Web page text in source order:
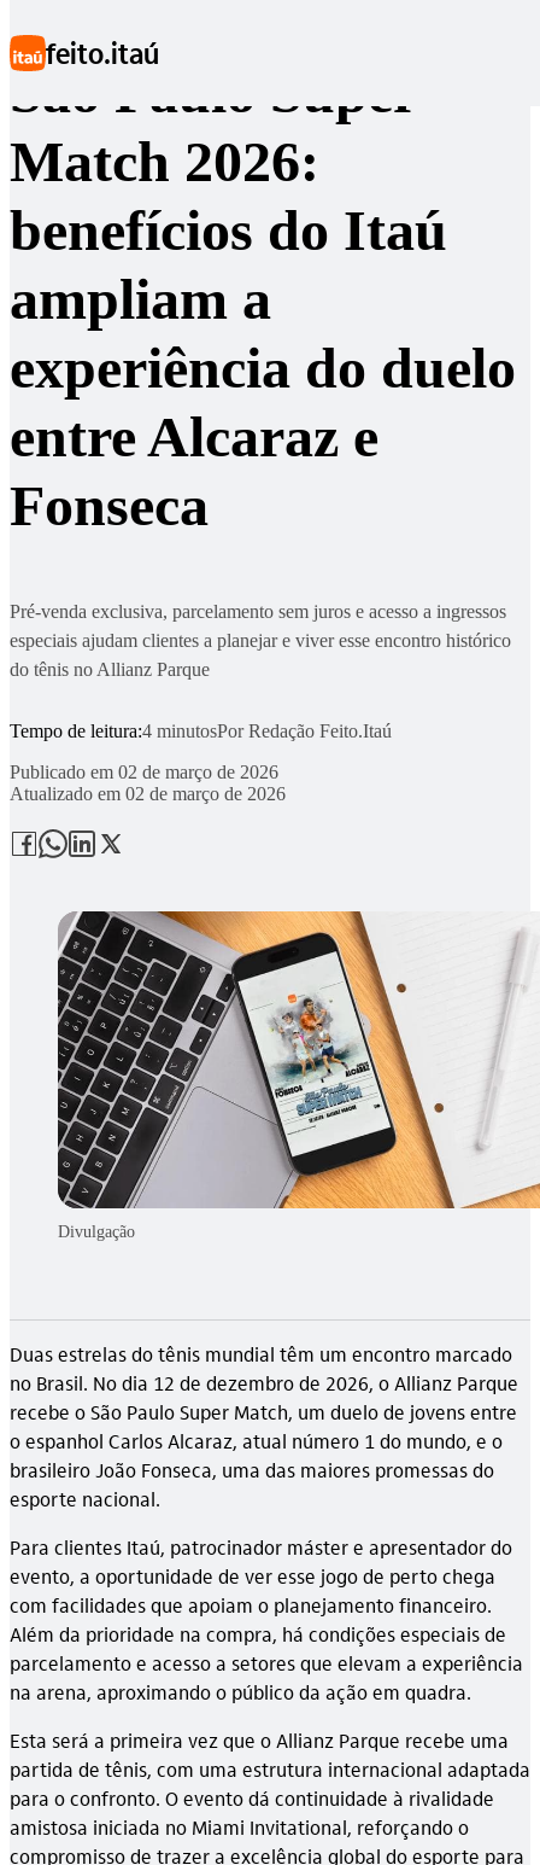
feito.itaú
São Paulo Super
Match 2026:
benefícios do Itaú
ampliam a
experiência do duelo
entre Alcaraz e
Fonseca
Pré-venda exclusiva, parcelamento sem juros e acesso a ingressos
especiais ajudam clientes a planejar e viver esse encontro histórico
do tênis no Allianz Parque
Tempo de leitura:4 minutosPorRedação Feito.Itaú
Publicado em 02 de março de 2026
Atualizado em 02 de março de 2026
Divulgação
Duas estrelas do tênis mundial têm um encontro marcado
no Brasil. No dia 12 de dezembro de 2026, o Allianz Parque
recebe o São Paulo Super Match, um duelo de jovens entre
o espanhol Carlos Alcaraz, atual número 1 do mundo, e o
brasileiro João Fonseca, uma das maiores promessas do
esporte nacional.
Para clientes Itaú, patrocinador máster e apresentador do
evento, a oportunidade de ver esse jogo de perto chega
com facilidades que apoiam o planejamento financeiro.
Além da prioridade na compra, há condições especiais de
parcelamento e acesso a setores que elevam a experiência
na arena, aproximando o público da ação em quadra.
Esta será a primeira vez que o Allianz Parque recebe uma
partida de tênis, com uma estrutura internacional adaptada
para o confronto. O evento dá continuidade à rivalidade
amistosa iniciada no Miami Invitational, reforçando o
compromisso de trazer a excelência global do esporte para